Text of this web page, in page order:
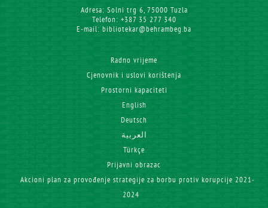
Adresa: Solni trg 6, 75000 Tuzla
Telefon: +387 35 277 340
E-mail: bibliotekar@behrambeg.ba
Radno vrijeme
Cjenovnik i uslovi korištenja
Prostorni kapaciteti
English
Deutsch
العربية
Türkçe
Prijavni obrazac
Akcioni plan za provođenje strategije za borbu protiv korupcije 2021-
2024